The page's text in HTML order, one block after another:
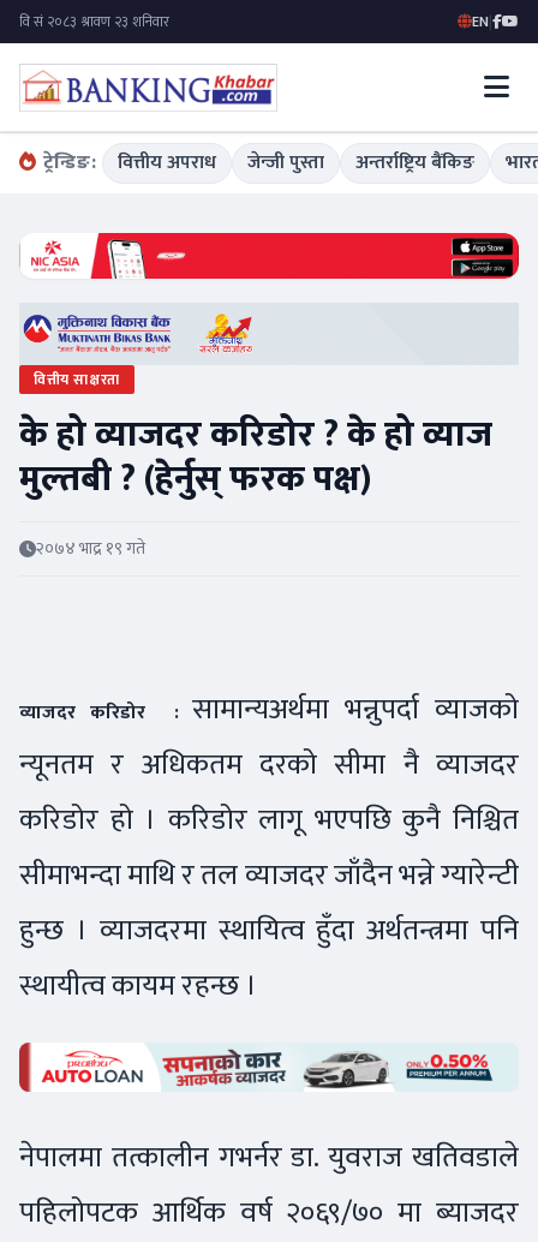
EN|
ट्रेन्डिङ: वित्तीय अपराध जेन्जी पुस्ता अन्तर्राष्ट्रिय बैंकिङ
वित्तीय साक्षरता
के हो व्याजदर करिडोर ? के हो व्याज
मुल्तबी ? (हेर्नुस् फरक पक्ष)
२०७४ भाद्र १९ गते
व्याजदर करिडोर :सामान्यअर्थमा भन्नुपर्दा व्याजको
न्यूनतम र अधिकतम दरको सीमा नै व्याजदर
करिडोर हो । करिडोर लागू भएपछि कुनै निश्चित
सीमाभन्दा माथि र तल व्याजदर जाँदैन भन्ने ग्यारेन्टी
हुन्छ । व्याजदरमा स्थायित्व हुँदा अर्थतन्त्रमा पनि
स्थायीत्व कायम रहन्छ ।
नेपालमा तत्कालीन गभर्नर डा. युवराज खतिवडाले
पहिलोपटक आर्थिक वर्ष २०६९/७० मा ब्याजदर